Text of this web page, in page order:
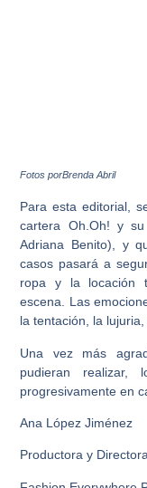
Fotos porBrenda Abril
Para esta editorial,
cartera Oh.Oh! y
Adriana Benito), y
casos pasará a
ropa y la locación
escena. Las
la tentación, la
Una vez más
pudieran realizar,
progresivamente en
Ana López Jiménez
Productora y